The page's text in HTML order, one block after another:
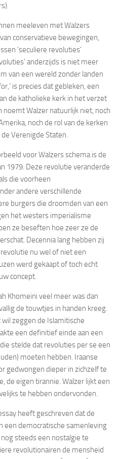
meeleven met Walzers
conservatieve bewegingen,
‘seculiere revoluties’
anderzijds is niet meer
van een wereld zonder landen
is precies dat gebleken, een
de katholieke kerk in het verzet
Walzer natuurlijk niet, noch
noch de rol van de kerken
Verenigde Staten.
voor Walzers schema is de
1979. Deze revolutie veranderde
die voorheen
andere verschillende
burgers die droomden van een
het westers imperialisme
ze beseften hoe zeer ze de
Decennia lang hebben zij
nu wel of niet een
werd gekaapt of toch echt
concept.
Khomeini veel meer was dan
de touwtjes in handen kreeg.
zeggen de Islamitische
een definitief einde aan een
stelde dat revoluties per se een
moeten hebben. Iraanse
gedwongen dieper in zichzelf te
de eigen tirannie. Walzer lijkt een
te hebben ondervonden.
heeft geschreven dat de
een democratische samenleving
steeds een nostalgie te
revolutionairen de mensheid